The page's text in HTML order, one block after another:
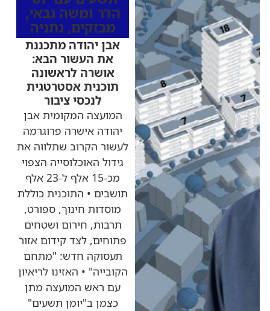
הדר ומשה גבאי,
מבזקים, נתניה
אבן יהודה מתכננת
את העשור הבא:
אושרה לראשונה
תוכנית אסטרטגית
לנכסי ציבור
המועצה המקומית אבן
יהודה אישרה פרוגרמה
לעשור הקרוב שתלווה את
גידול האוכלוסייה הצפוי
מכ-15 אלף ל-23 אלף
תושבים • התוכנית כוללת
מוסדות חינוך, ספורט,
תרבות, חירום ושטחים
פתוחים, לצד קידום אזור
תעסוקה חדש: "מתחם
הקובייה" • האזינו לריאיון
עם ראש המועצה מתן
כצמן ב"יומן תשעים"